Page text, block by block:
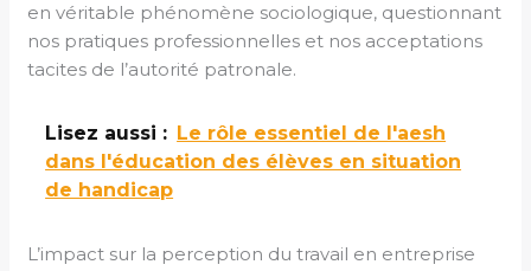
en véritable phénomène sociologique, questionnant
nos pratiques professionnelles et nos acceptations
tacites de l’autorité patronale.
Lisez aussi : Le rôle essentiel de l'aesh
dans l'éducation des élèves en situation
de handicap
L’impact sur la perception du travail en entreprise